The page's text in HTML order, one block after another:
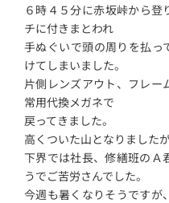
６時４５分に赤坂峠から
チに付きまとわれ
手ぬぐいで頭の周りを払っ
けてしまいました。
片側レンズアウト、フレー
常用代換メガネで
戻ってきました。
高くついた山となりました
下界では社長、修繕班のＡ
うでご苦労さんでした。
今週も暑くなりそうですが